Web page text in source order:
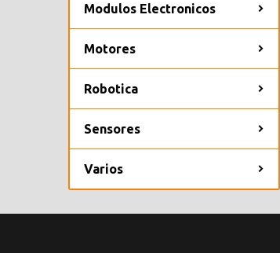
Modulos Electronicos
Motores
Robotica
Sensores
Varios